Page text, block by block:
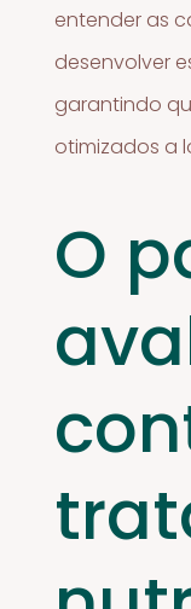
entender as
desenvolver
garantindo
otimizados a
O